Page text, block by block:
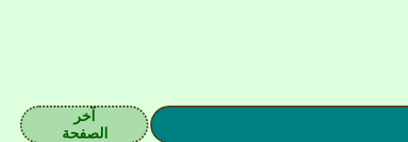
آخر
الصفحة